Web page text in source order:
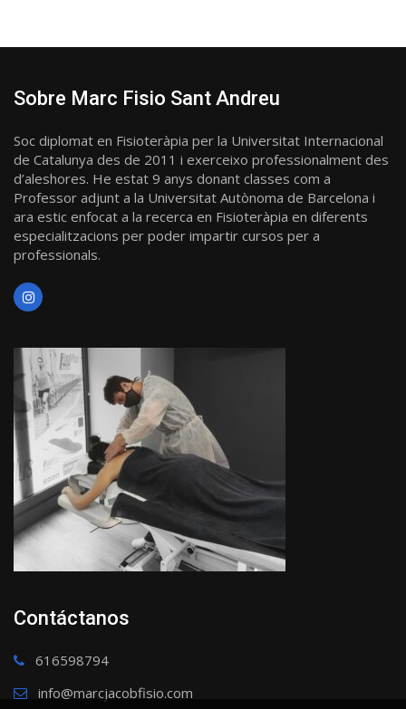
Sobre Marc Fisio Sant Andreu
Soc diplomat en Fisioteràpia per la Universitat Internacional
de Catalunya des de 2011 i exerceixo professionalment des
d’aleshores. He estat 9 anys donant classes com a
Professor adjunt a la Universitat Autònoma de Barcelona i
ara estic enfocat a la recerca en Fisioteràpia en diferents
especialitzacions per poder impartir cursos per a
professionals.
Contáctanos
616598794
info@marcjacobfisio.com